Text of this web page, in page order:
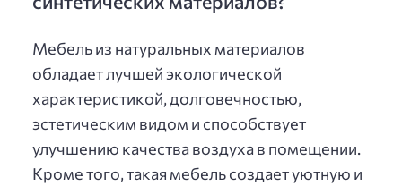
Мебель из натуральных материалов
обладает лучшей экологической
характеристикой, долговечностью,
эстетическим видом и способствует
улучшению качества воздуха в помещении.
Кроме того, такая мебель создает уютную и